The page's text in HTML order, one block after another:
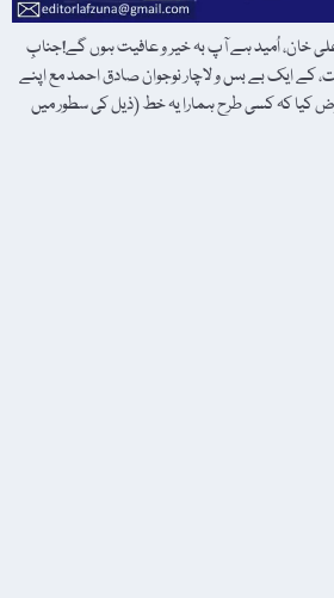
خان، اُمید ہے آپ بہ خیر و عافیت ہوں گے!جنابِ
کے ایک بے بس و لاچار نوجوان صادق احمد مع اپنے
کیا کہ کسی طرح ہمارا یہ خط (ذیل کی سطور میں